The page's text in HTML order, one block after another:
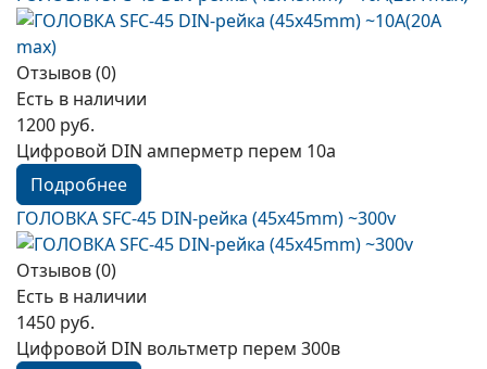
Отзывов (0)
Есть в наличии
1200 руб.
Цифровой DIN амперметр перем 10а
Подробнее
ГОЛОВКА SFC-45 DIN-рейка (45х45mm) ~300v
Отзывов (0)
Есть в наличии
1450 руб.
Цифровой DIN вольтметр перем 300в